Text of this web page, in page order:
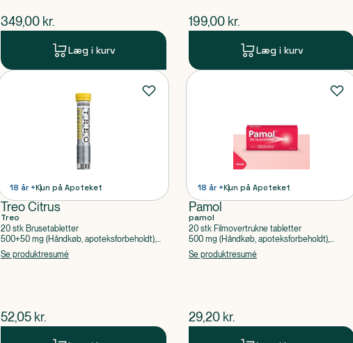
$nuværende pris
349,00 kr.
Læg i kurv
$nuværende pris
199,00 kr.
Læg i kurv
18 år +Kun på Apoteket
Treo Citrus
Treo
20 stk Brusetabletter
500+50 mg (Håndkøb, apoteksforbeholdt),
Acetylsalicylsyre, Caffein
Se produktresumé
$nuværende pris
52,05 kr.
18 år +Kun på Apoteket
Pamol
pamol
20 stk Filmovertrukne tabletter
500 mg (Håndkøb, apoteksforbeholdt),
Paracetamol
Se produktresumé
$nuværende pris
29,20 kr.